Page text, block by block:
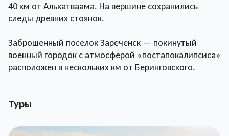
40 км от Алькатваама. На вершине сохранились
следы древних стоянок.
Заброшенный поселок Зареченск — покинутый
военный городок с атмосферой «постапокалипсиса»
расположен в нескольких км от Беринговского.
Туры